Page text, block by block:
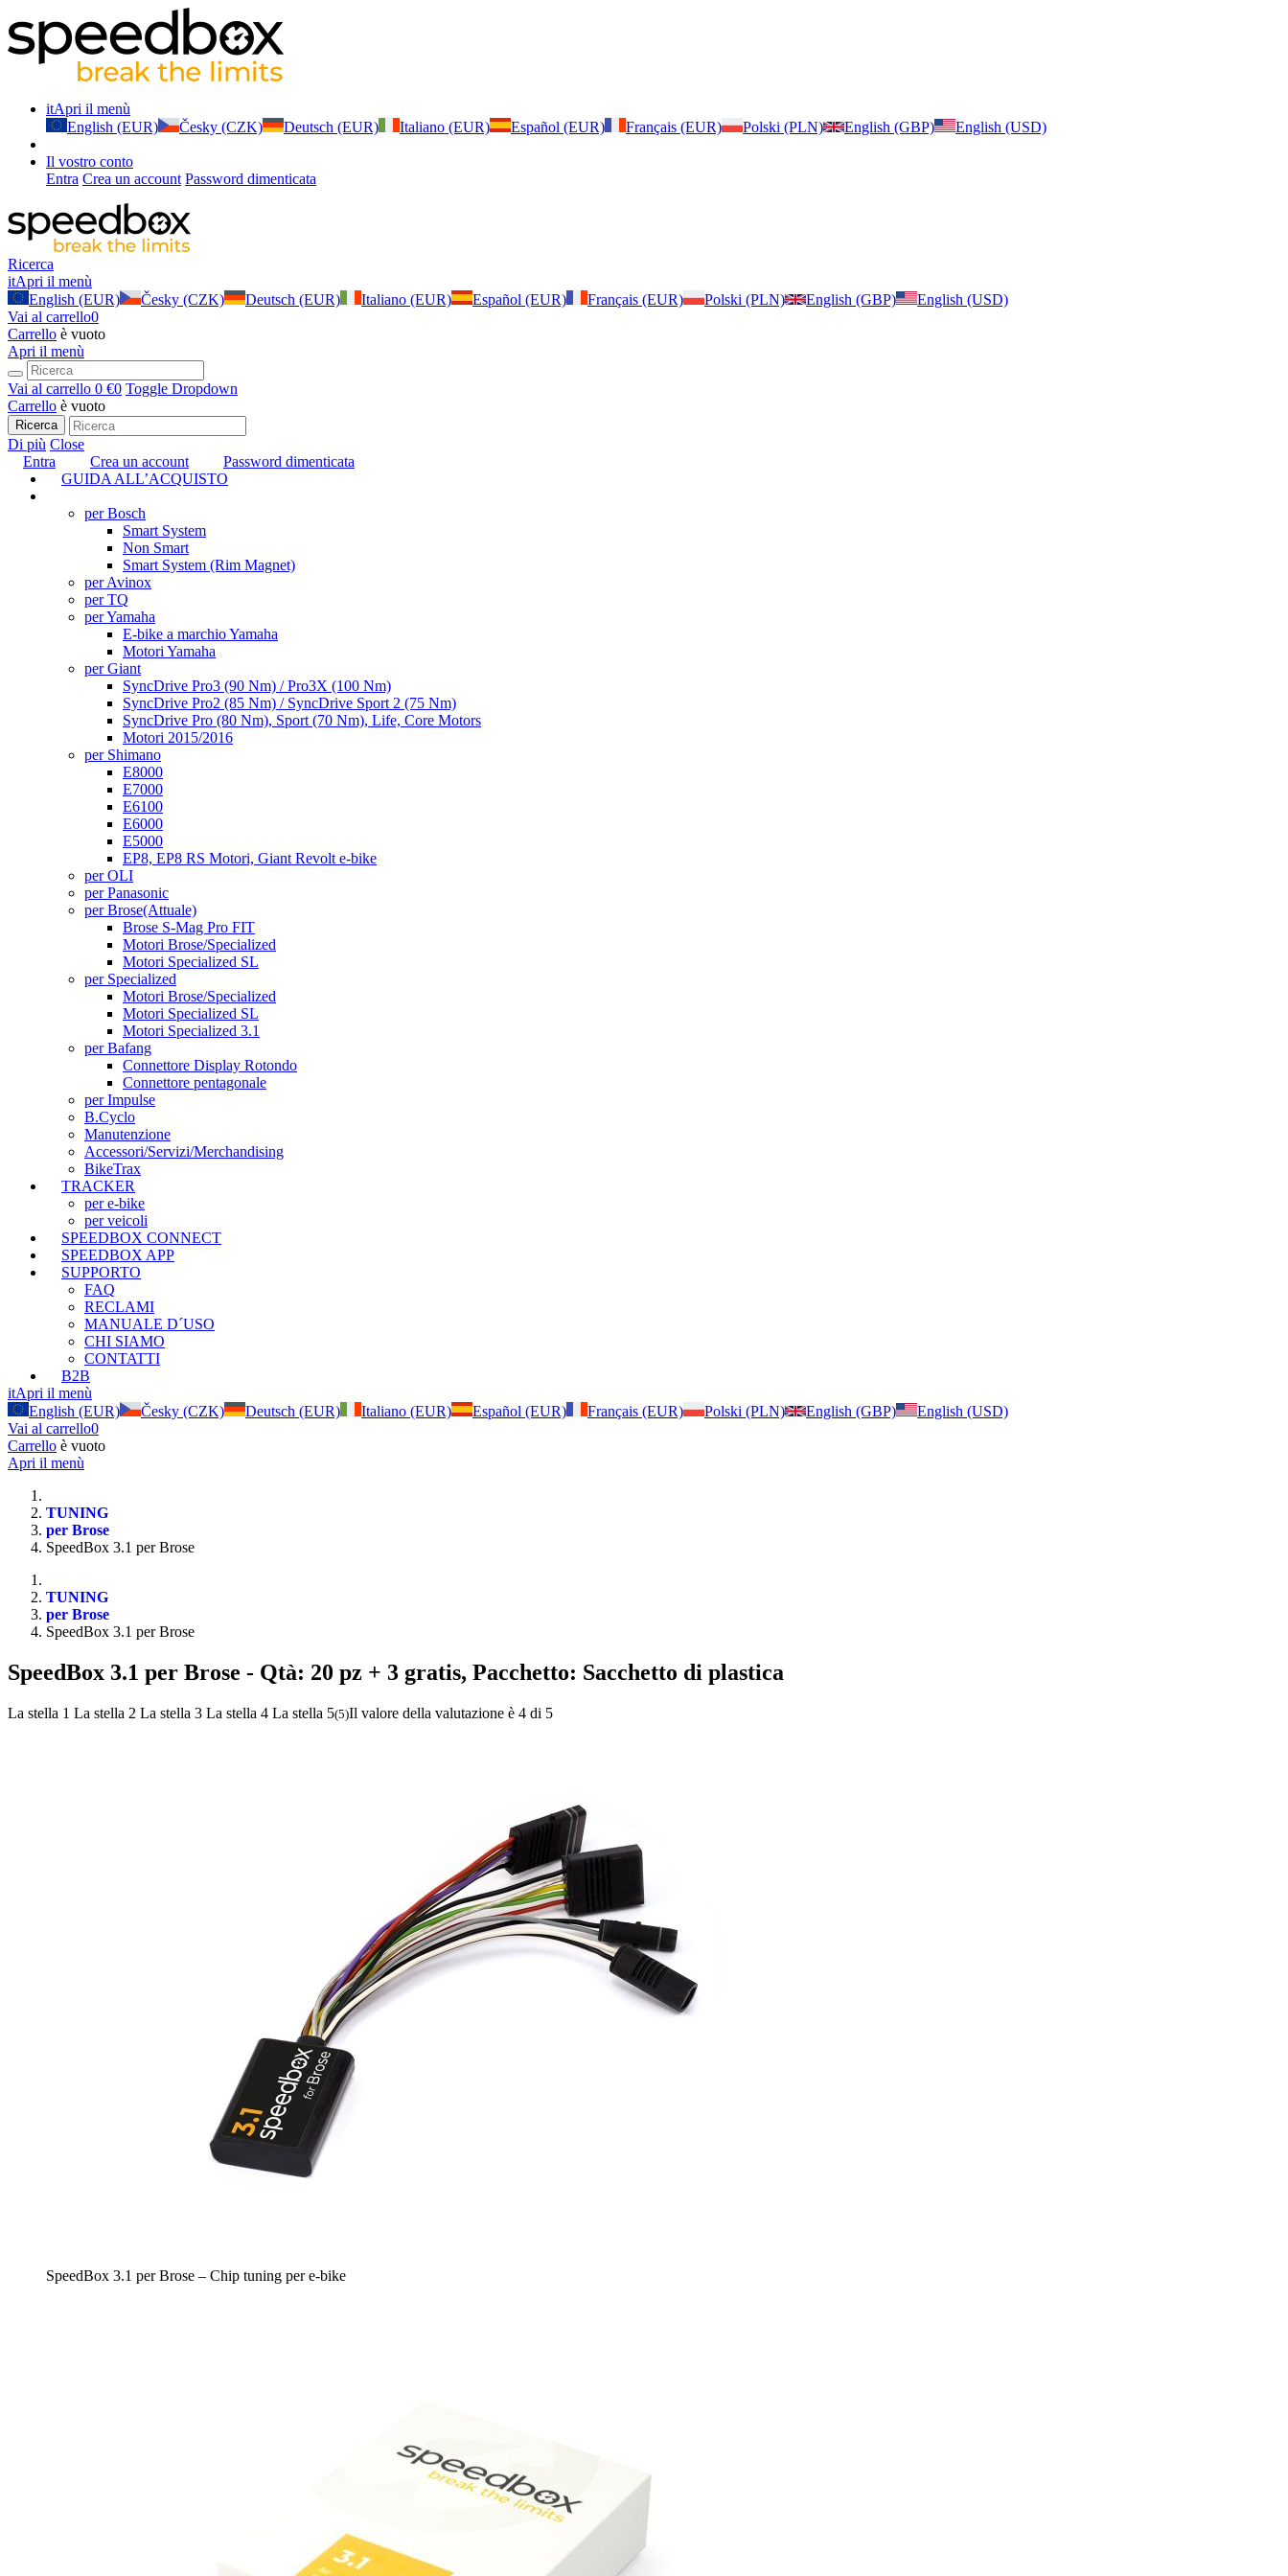
itApri il menù
English (EUR)
Česky (CZK) Deutsch (EUR) Italiano (EUR) Español (EUR) Français (EUR) Polski (PLN) English (GBP) English (USD)
Il vostro conto
Entra Crea un account Password dimenticata
Ricerca
itApri il menù
English (EUR)
Česky (CZK) Deutsch (EUR) Italiano (EUR) Español (EUR) Français (EUR) Polski (PLN) English (GBP)
English (USD)
Vai al carrello0
Carrello è vuoto
Apri il menù
Vai al carrello 0 €0 Toggle Dropdown
Carrello è vuoto
Ricerca
Di più Close
Entra
Crea un account
Password dimenticata
GUIDA ALL’ACQUISTO
per Bosch
Smart System
Non Smart
Smart System (Rim Magnet)
per Avinox
per TQ
per Yamaha
E-bike a marchio Yamaha
Motori Yamaha
per Giant
SyncDrive Pro3 (90 Nm) / Pro3X (100 Nm)
SyncDrive Pro2 (85 Nm) / SyncDrive Sport 2 (75 Nm)
SyncDrive Pro (80 Nm), Sport (70 Nm), Life, Core Motors
Motori 2015/2016
per Shimano
E8000
E7000
E6100
E6000
E5000
EP8, EP8 RS Motori, Giant Revolt e-bike
per OLI
per Panasonic
per Brose(Attuale)
Brose S-Mag Pro FIT
Motori Brose/Specialized
Motori Specialized SL
per Specialized
Motori Brose/Specialized
Motori Specialized SL
Motori Specialized 3.1
per Bafang
Connettore Display Rotondo
Connettore pentagonale
per Impulse
B.Cyclo
Manutenzione
Accessori/Servizi/Merchandising
BikeTrax
TRACKER
per e-bike
per veicoli
SPEEDBOX CONNECT
SPEEDBOX APP
SUPPORTO
FAQ
RECLAMI
MANUALE D´USO
CHI SIAMO
CONTATTI
B2B
itApri il menù
English (EUR)
Česky (CZK) Deutsch (EUR) Italiano (EUR) Español (EUR) Français (EUR) Polski (PLN) English (GBP)
English (USD)
Vai al carrello0
Carrello è vuoto
Apri il menù
TUNING
per Brose
SpeedBox 3.1 per Brose
TUNING
per Brose
SpeedBox 3.1 per Brose
SpeedBox 3.1 per Brose - Qtà: 20 pz + 3 gratis, Pacchetto: Sacchetto di plastica
La stella 1 La stella 2 La stella 3 La stella 4 La stella 5(5)Il valore della valutazione è 4 di 5
SpeedBox 3.1 per Brose – Chip tuning per e-bike